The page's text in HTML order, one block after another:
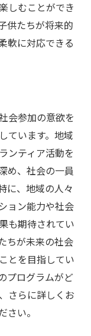
しむことができ
供たちが将来的
軟に対応できる
会参加の意欲を
ています。地域
ンティア活動を
め、社会の一員
に、地域の人々
ョン能力や社会
も期待されてい
ちが未来の社会
とを目指してい
プログラムがど
さらに詳しくお
い。